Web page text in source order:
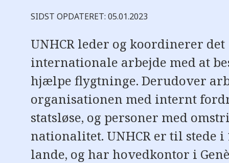
SIDST OPDATERET: 05.01.2023
UNHCR leder og koordinerer det
internationale arbejde med at
hjælpe flygtninge. Derudover
organisationen med internt
statsløse, og personer med
nationalitet. UNHCR er til stede i
lande, og har hovedkontor i